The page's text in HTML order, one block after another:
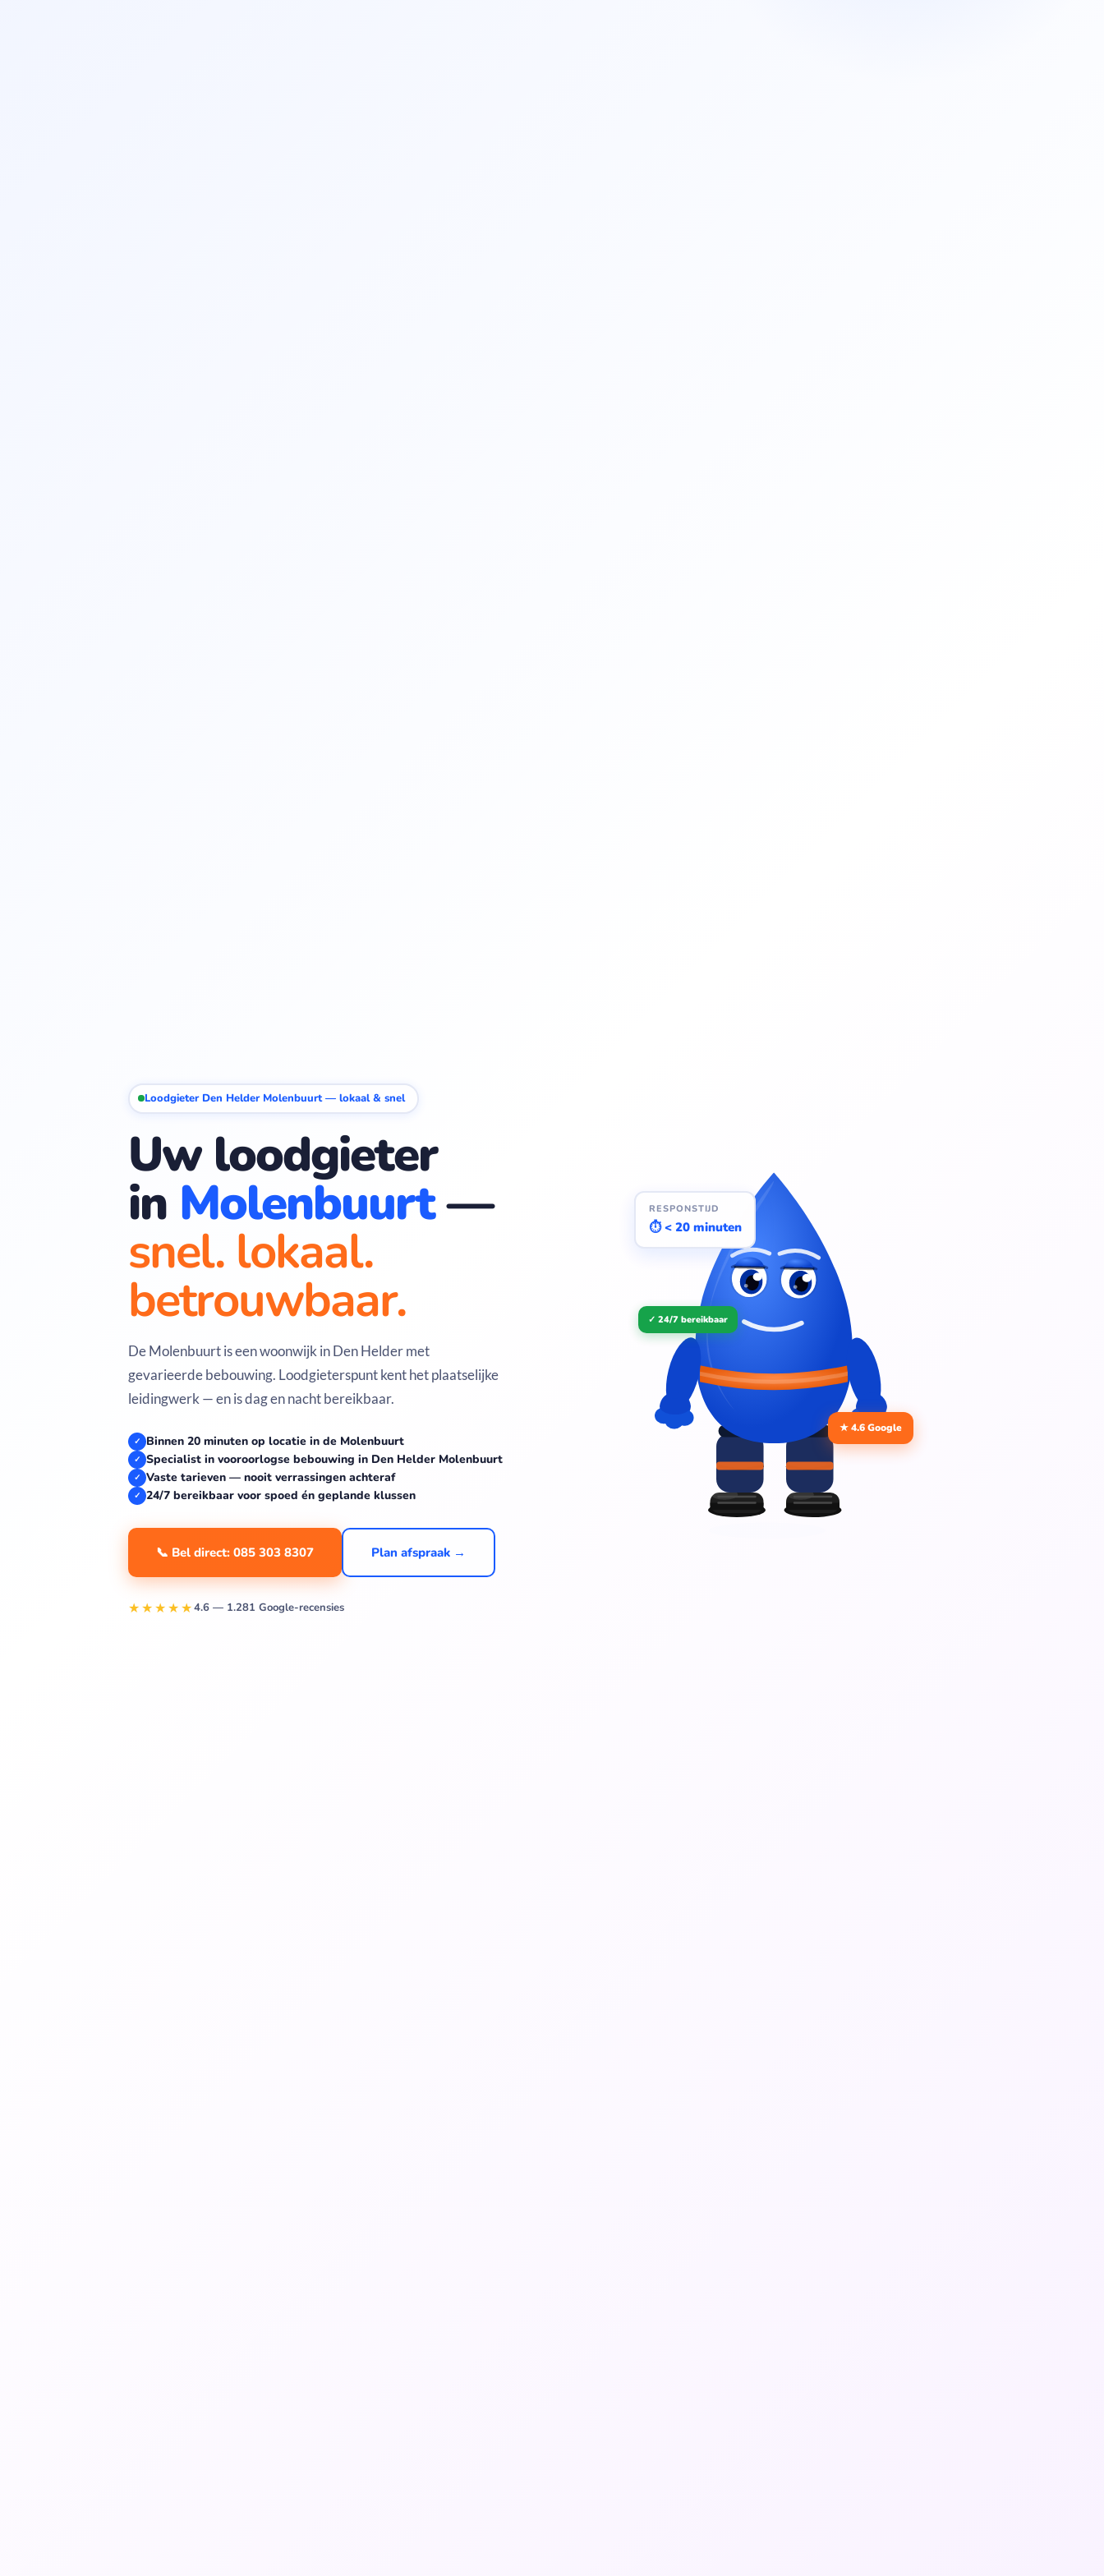
Loodgieter Den Helder Molenbuurt — lokaal & snel
Uw loodgieter
in Molenbuurt—
snel. lokaal.
betrouwbaar.
De Molenbuurt is een woonwijk in Den Helder met
gevarieerde bebouwing. Loodgieterspunt kent het plaatselijke
leidingwerk — en is dag en nacht bereikbaar.
✓ Binnen 20 minuten op locatie in de Molenbuurt
✓ Specialist in vooroorlogse bebouwing in Den Helder Molenbuurt
✓ Vaste tarieven — nooit verrassingen achteraf
✓ 24/7 bereikbaar voor spoed én geplande klussen
📞 Bel direct: 085 303 8307 Plan afspraak →
★★★★★4.6 — 1.281 Google-recensies
RESPONSTIJD
⏱ < 20 minuten
★ 4.6 Google
✓ 24/7 bereikbaar